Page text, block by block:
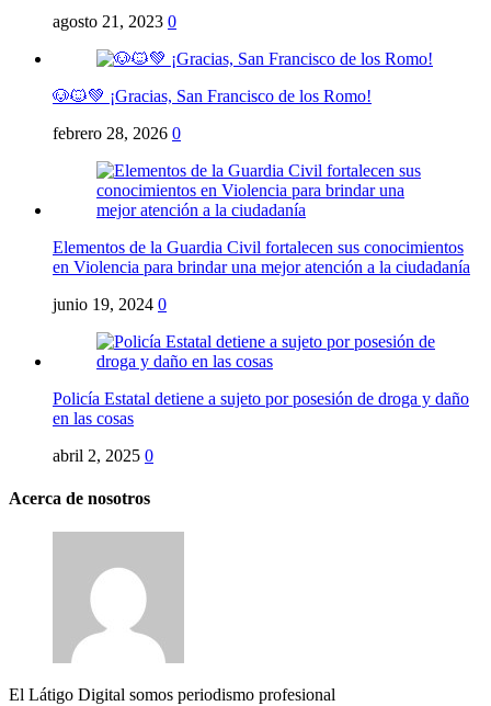
agosto 21, 2023 0
🐶🐱💚 ¡Gracias, San Francisco de los Romo!
febrero 28, 2026 0
Elementos de la Guardia Civil fortalecen sus conocimientos
en Violencia para brindar una mejor atención a la ciudadanía
junio 19, 2024 0
Policía Estatal detiene a sujeto por posesión de droga y daño
en las cosas
abril 2, 2025 0
Acerca de nosotros
El Látigo Digital somos periodismo profesional